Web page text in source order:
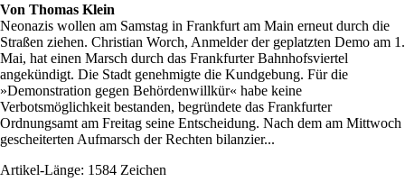
Von Thomas Klein
Neonazis wollen am Samstag in Frankfurt am Main erneut durch die
Straßen ziehen. Christian Worch, Anmelder der geplatzten Demo am 1.
Mai, hat einen Marsch durch das Frankfurter Bahnhofsviertel
angekündigt. Die Stadt genehmigte die Kundgebung. Für die
»Demonstration gegen Behördenwillkür« habe keine
Verbotsmöglichkeit bestanden, begründete das Frankfurter
Ordnungsamt am Freitag seine Entscheidung. Nach dem am Mittwoch
gescheiterten Aufmarsch der Rechten bilanzier...
Artikel-Länge: 1584 Zeichen